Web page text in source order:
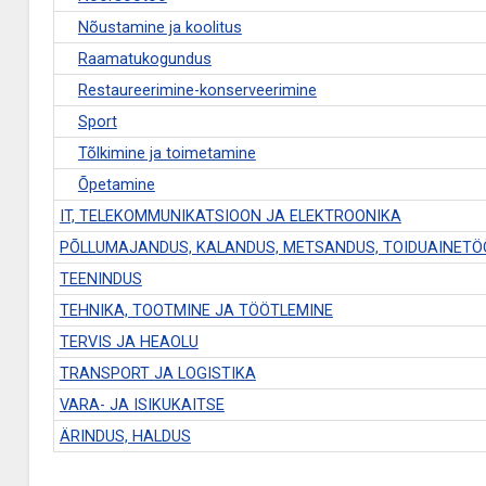
Nõustamine ja koolitus
Raamatukogundus
Restaureerimine-konserveerimine
Sport
Tõlkimine ja toimetamine
Õpetamine
IT, TELEKOMMUNIKATSIOON JA ELEKTROONIKA
PÕLLUMAJANDUS, KALANDUS, METSANDUS,
TEENINDUS
TEHNIKA, TOOTMINE JA TÖÖTLEMINE
TERVIS JA HEAOLU
TRANSPORT JA LOGISTIKA
VARA- JA ISIKUKAITSE
ÄRINDUS, HALDUS